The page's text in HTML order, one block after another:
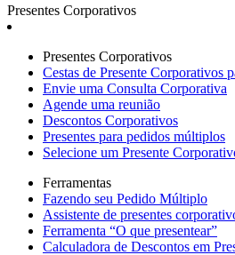
Presentes Corporativos
Presentes Corporativos
Cestas de Presente Corporativos
Envie uma Consulta Corporativa
Agende uma reunião
Descontos Corporativos
Presentes para pedidos múltiplos
Selecione um Presente
Ferramentas
Fazendo seu Pedido Múltiplo
Assistente de presentes
Ferramenta “O que presentear”
Calculadora de Descontos em